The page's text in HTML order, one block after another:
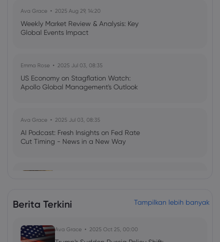
Ava Grace 2025 Aug 29, 14:20
Weekly Market Review & Analysis: Key
Global Events Impact
Emma Rose 2025 Jul 03, 08:35
US Economy on Stagflation Watch:
Apollo Global Management's Outlook
Ava Grace 2025 Jul 03, 08:35
AI Podcast: Fresh Insights on Fed Rate
Cut Timing - News in a New Way
Commodities
Frances Wang 2024 Oct 22, 16:00
Berita Terkini Tampilkan lebih banyak
Ava Grace 2025 Oct 25, 00:00